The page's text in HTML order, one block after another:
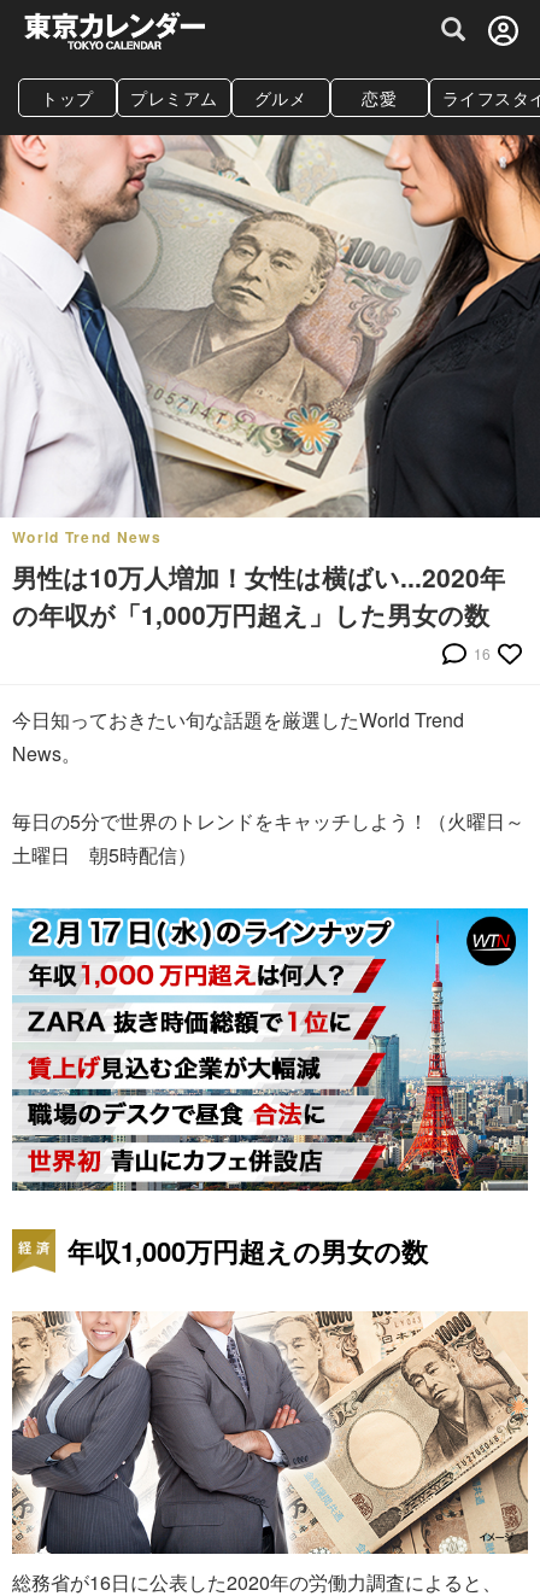
グルメ情報・プレミアムレストラン予約
トップ プレミアム グルメ 恋愛 ライフスタ
World Trend News
男性は10万人増加！女性は横ばい...2020年
の年収が「1,000万円超え」した男女の数
16
今日知っておきたい旬な話題を厳選したWorld Trend
News。
毎日の5分で世界のトレンドをキャッチしよう！（火曜日～
土曜日 朝5時配信）
年収1,000万円超えの男女の数
総務省が16日に公表した2020年の労働力調査によると、